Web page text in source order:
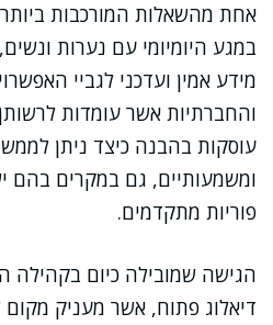
אחת מהשאלות המורכבות ביותר
במגע היומיומי עם נערות
מידע אמין ועדכני לגביי
והחברתיות אשר עומדות
עוסקות בהבנה כיצד ניתן
ומשמעותיים, גם במקרים בהם
פוריות מתקדמים.
הגישה שמובילה כיום בקהילה
דיאלוג פתוח, אשר מעניק